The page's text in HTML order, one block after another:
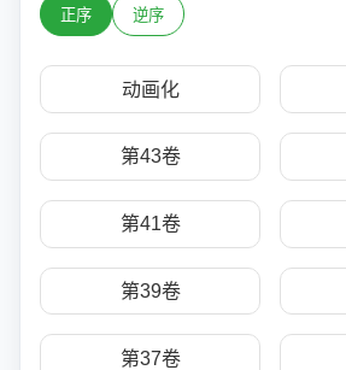
正序 逆序
动画化
第43卷
第41卷
第39卷
第37卷